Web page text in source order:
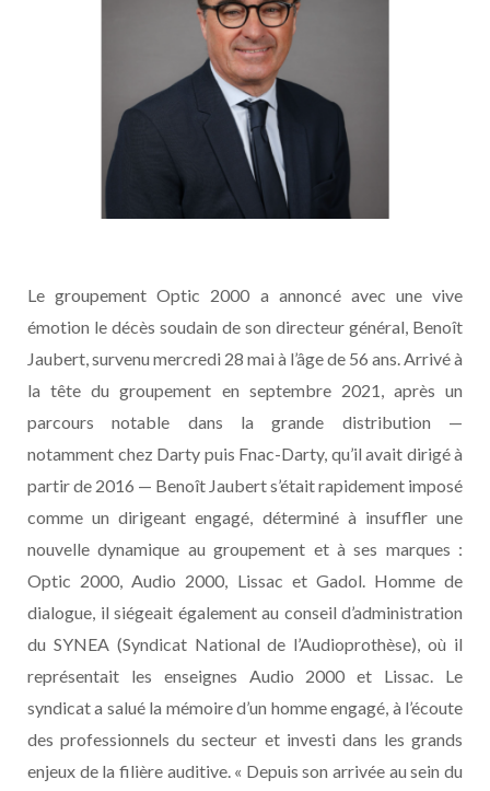
Le groupement Optic 2000 a annoncé avec une vive
émotion le décès soudain de son directeur général, Benoît
Jaubert, survenu mercredi 28 mai à l’âge de 56 ans. Arrivé à
la tête du groupement en septembre 2021, après un
parcours notable dans la grande distribution —
notamment chez Darty puis Fnac-Darty, qu’il avait dirigé à
partir de 2016 — Benoît Jaubert s’était rapidement imposé
comme un dirigeant engagé, déterminé à insuffler une
nouvelle dynamique au groupement et à ses marques :
Optic 2000, Audio 2000, Lissac et Gadol. Homme de
dialogue, il siégeait également au conseil d’administration
du SYNEA (Syndicat National de l’Audioprothèse), où il
représentait les enseignes Audio 2000 et Lissac. Le
syndicat a salué la mémoire d’un homme engagé, à l’écoute
des professionnels du secteur et investi dans les grands
enjeux de la filière auditive. « Depuis son arrivée au sein du